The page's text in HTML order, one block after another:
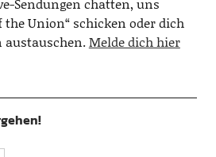
the Union“ schicken oder dich
Melde dich hier